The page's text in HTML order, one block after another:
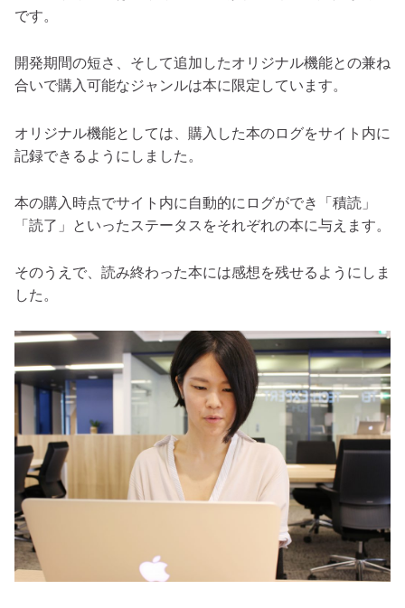
です。
開発期間の短さ、そして追加したオリジナル機能との兼ね
合いで購入可能なジャンルは本に限定しています。
オリジナル機能としては、購入した本のログをサイト内に
記録できるようにしました。
本の購入時点でサイト内に自動的にログができ「積読」
「読了」といったステータスをそれぞれの本に与えます。
そのうえで、読み終わった本には感想を残せるようにしま
した。